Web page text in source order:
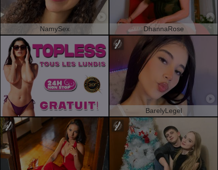
NamySex DhannaRose
BarelyLegel